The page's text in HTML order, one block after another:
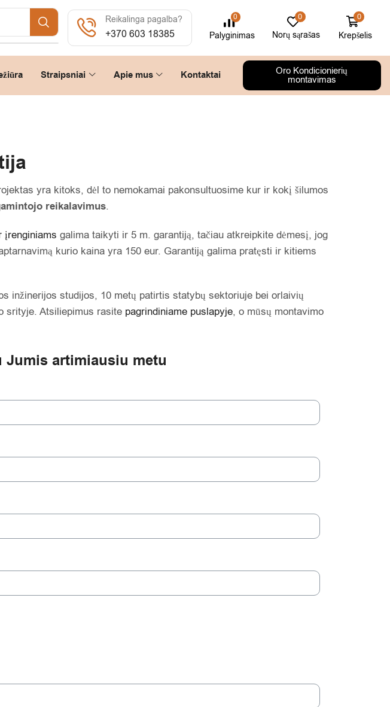
Reikalinga pagalba?
+370 603 18385
0
Palyginimas
0
Norų sąrašas
0
Krepšelis
Straipsniai Apie mus Kontaktai Oro Kondicionierių
montavimas
yra kitoks, dėl to nemokamai pakonsultuosime kur ir kokį šilumos
reikalavimus.
įrenginiams galima taikyti ir 5 m. garantiją, tačiau atkreipkite dėmesį, jog
kurio kaina yra 150 eur. Garantiją galima pratęsti ir kitiems
inžinerijos studijos, 10 metų patirtis statybų sektoriuje bei orlaivių
srityje. Atsiliepimus rasite pagrindiniame puslapyje, o mūsų montavimo
Jumis artimiausiu metu​